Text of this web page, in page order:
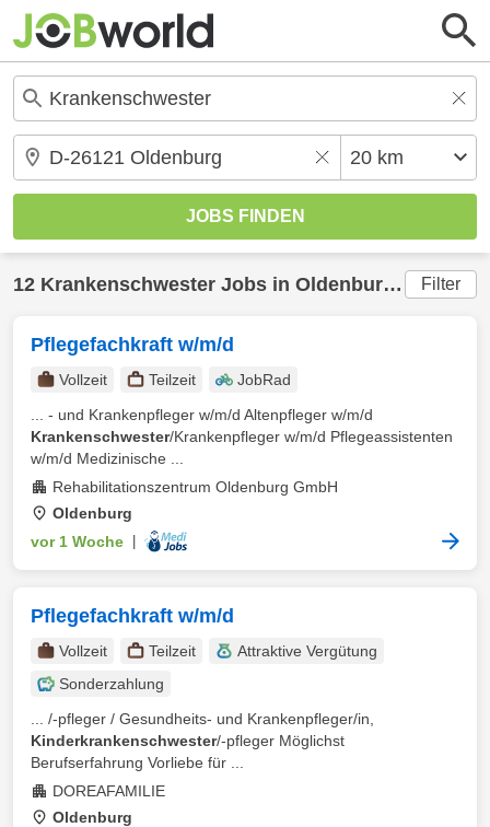
12 Krankenschwester Jobs in Oldenburg (20 km)
Filter
Pflegefachkraft w/m/d
Vollzeit Teilzeit
JobRad
... - und Krankenpfleger w/m/d Altenpfleger w/m/d
Krankenschwester/Krankenpfleger w/m/d Pflegeassistenten
w/m/d Medizinische ...
Rehabilitationszentrum Oldenburg GmbH
Oldenburg
vor 1 Woche
Pflegefachkraft w/m/d
Vollzeit Teilzeit
Attraktive Vergütung
Sonderzahlung
... /-pfleger / Gesundheits- und Krankenpfleger/in,
Kinderkrankenschwester/-pfleger Möglichst
Berufserfahrung Vorliebe für ...
DOREAFAMILIE
Oldenburg